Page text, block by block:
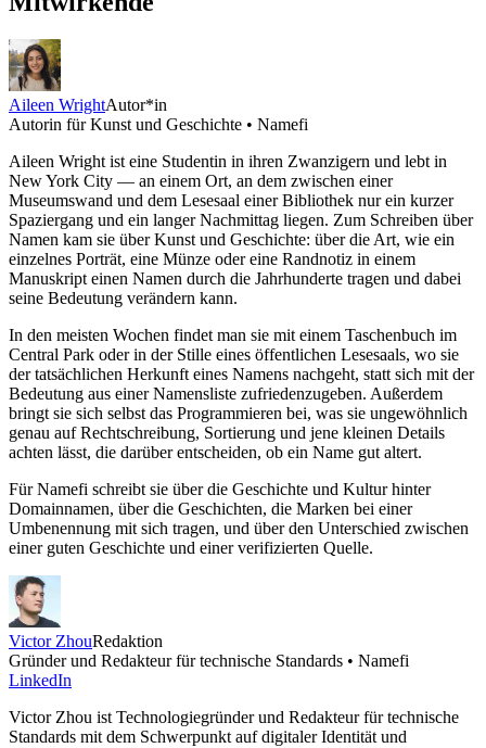
Aileen WrightAutor*in
Autorin für Kunst und Geschichte • Namefi
Aileen Wright ist eine Studentin in ihren Zwanzigern und lebt in
New York City — an einem Ort, an dem zwischen einer
Museumswand und dem Lesesaal einer Bibliothek nur ein kurzer
Spaziergang und ein langer Nachmittag liegen. Zum Schreiben über
Namen kam sie über Kunst und Geschichte: über die Art, wie ein
einzelnes Porträt, eine Münze oder eine Randnotiz in einem
Manuskript einen Namen durch die Jahrhunderte tragen und dabei
seine Bedeutung verändern kann.
In den meisten Wochen findet man sie mit einem Taschenbuch im
Central Park oder in der Stille eines öffentlichen Lesesaals, wo sie
der tatsächlichen Herkunft eines Namens nachgeht, statt sich mit der
Bedeutung aus einer Namensliste zufriedenzugeben. Außerdem
bringt sie sich selbst das Programmieren bei, was sie ungewöhnlich
genau auf Rechtschreibung, Sortierung und jene kleinen Details
achten lässt, die darüber entscheiden, ob ein Name gut altert.
Für Namefi schreibt sie über die Geschichte und Kultur hinter
Domainnamen, über die Geschichten, die Marken bei einer
Umbenennung mit sich tragen, und über den Unterschied zwischen
einer guten Geschichte und einer verifizierten Quelle.
Victor ZhouRedaktion
Gründer und Redakteur für technische Standards • Namefi
LinkedIn
Victor Zhou ist Technologiegründer und Redakteur für technische
Standards mit dem Schwerpunkt auf digitaler Identität und